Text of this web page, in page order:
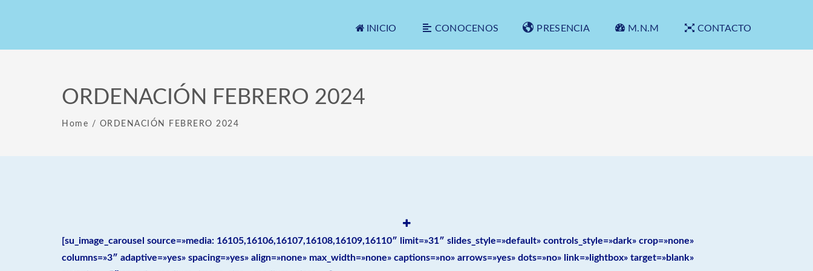
INICIO CONOCENOS PRESENCIA M.N.M CONTACTO
ORDENACIÓN FEBRERO 2024
Home / ORDENACIÓN FEBRERO 2024
[su_image_carousel source=»media: 16105,16106,16107,16108,16109,16110″ limit=»31″ slides_style=»default» controls_style=»dark» crop=»none»
columns=»3″ adaptive=»yes» spacing=»yes» align=»none» max_width=»none» captions=»no» arrows=»yes» dots=»no» link=»lightbox» target=»blank»